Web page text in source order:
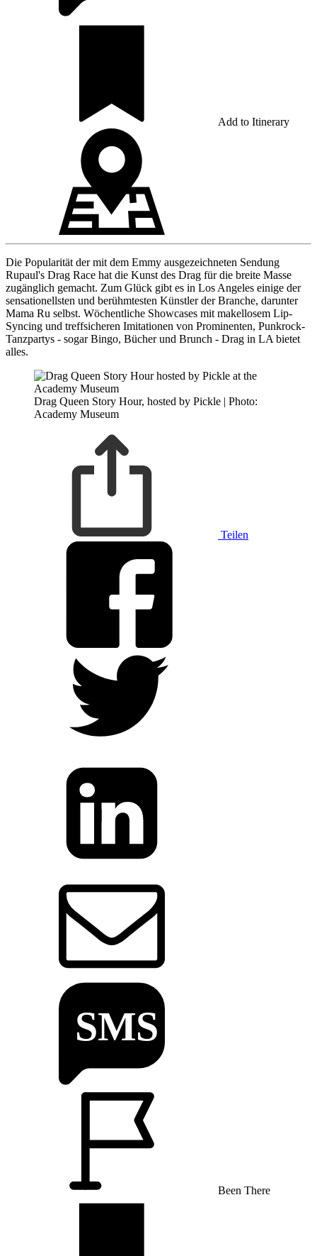
Add to Itinerary
Die Popularität der mit dem Emmy ausgezeichneten Sendung
Rupaul's Drag Race hat die Kunst des Drag für die breite Masse
zugänglich gemacht. Zum Glück gibt es in Los Angeles einige der
sensationellsten und berühmtesten Künstler der Branche, darunter
Mama Ru selbst. Wöchentliche Showcases mit makellosem Lip-
Syncing und treffsicheren Imitationen von Prominenten, Punkrock-
Tanzpartys - sogar Bingo, Bücher und Brunch - Drag in LA bietet
alles.
Drag Queen Story Hour, hosted by Pickle | Photo:
Academy Museum
Teilen
Been There